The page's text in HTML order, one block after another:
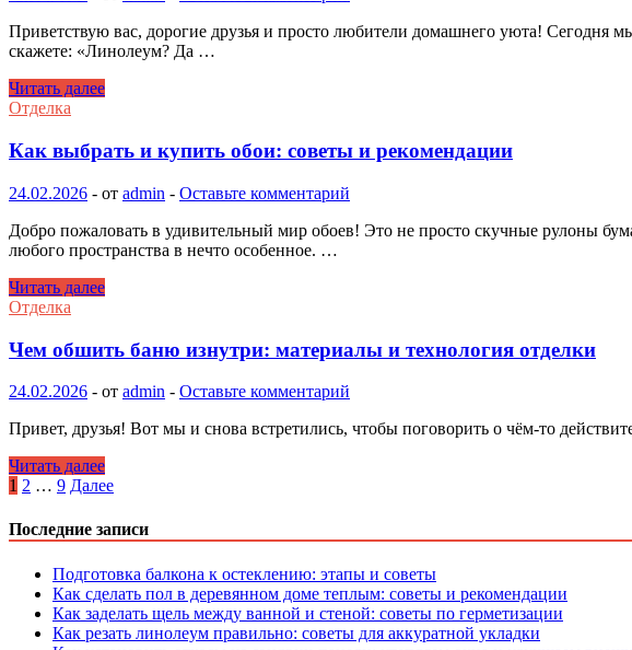
и
материалы
Приветствую вас, дорогие друзья и просто любители домашнего уюта!
скажете: «Линолеум? Да …
Как
стелить
советы
и
технология
Читать далее
Отделка
Как выбрать и купить обои: советы и рекомендации
24.02.2026 - от admin - Оставьте комментарий
Добро пожаловать в удивительный мир обоев! Это не просто скучные рулоны
любого пространства в нечто особенное. …
Как
выбрать
купить
обои:
советы
и
рекомендации
Читать далее
Отделка
Чем обшить баню изнутри: материалы и технология отделки
24.02.2026 - от admin - Оставьте комментарий
Привет, друзья! Вот мы и снова встретились, чтобы поговорить о чём-то
Чем
обшить
изнутри:
материалы
технология
отделки
Читать далее
Пагинация
записей
1 2 … 9 Далее
Последние записи
Подготовка балкона к остеклению: этапы и советы
Как сделать пол в деревянном доме теплым: советы и рекомендации
Как заделать щель между ванной и стеной: советы по герметизации
Как резать линолеум правильно: советы для аккуратной укладки